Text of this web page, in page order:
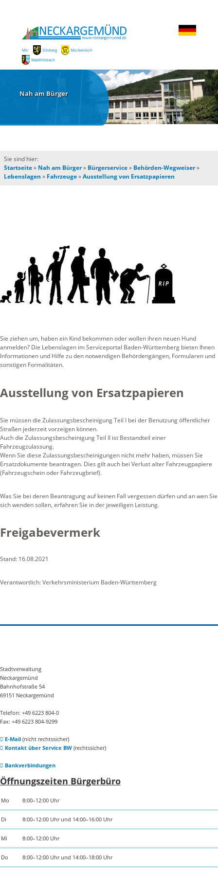
Mit: Dilsberg
Mückenloch
Waldhilsbach
Nah am Bürger
Sie sind hier:
Startseite» Nah am Bürger» Bürgerservice» Behörden-Wegweiser»
Lebenslagen » Fahrzeuge»Ausstellung von Ersatzpapieren
Sie ziehen um, haben ein Kind bekommen oder wollen ihren neuen Hund
anmelden? Die Lebenslagen im Serviceportal Baden-Württemberg bieten Ihnen
Informationen und Hilfe zu den notwendigen Behördengängen, Formularen und
sonstigen Formalitäten.
Ausstellung von Ersatzpapieren
Sie müssen die Zulassungsbescheinigung Teil I bei der Benutzung öffentlicher
Straßen jederzeit vorzeigen können.
Auch die Zulassungsbescheinigung Teil II ist Bestandteil einer
Fahrzeugzulassung.
Wenn Sie diese Zulassungsbescheinigungen nicht mehr haben, müssen Sie
Ersatzdokumente beantragen. Dies gilt auch bei Verlust alter Fahrzeugpapiere
(Fahrzeugschein oder Fahrzeugbrief).
Was Sie bei deren Beantragung auf keinen Fall vergessen dürfen und an wen Sie
sich wenden sollen, erfahren Sie in der jeweiligen Leistung.
Freigabevermerk
Stand: 16.08.2021
Verantwortlich: Verkehrsministerium Baden-Württemberg
Stadtverwaltung
Neckargemünd
Bahnhofstraße 54
69151 Neckargemünd
Telefon: +49 6223 804-0
Fax: +49 6223 804-9299
E-Mail(nicht rechtssicher)
Kontakt über Service BW(rechtssicher)
Bankverbindungen
Öffnungszeiten Bürgerbüro
Mo 8:00–12:00 Uhr
Di 8:00–12:00 Uhr und 14:00–16:00 Uhr
Mi 8:00–12:00 Uhr
Do 8:00–12:00 Uhr und 14:00–18:00 Uhr